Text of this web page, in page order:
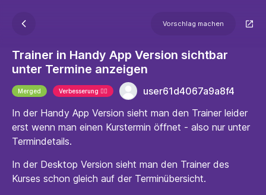
Vorschlag machen
Trainer in Handy App Version sichtbar
unter Termine anzeigen
Merged Verbesserung 🐱‍🏍
user61d4067a9a8f4
In der Handy App Version sieht man den Trainer leider
erst wenn man einen Kurstermin öffnet - also nur unter
Termindetails.
In der Desktop Version sieht man den Trainer des
Kurses schon gleich auf der Terminübersicht.